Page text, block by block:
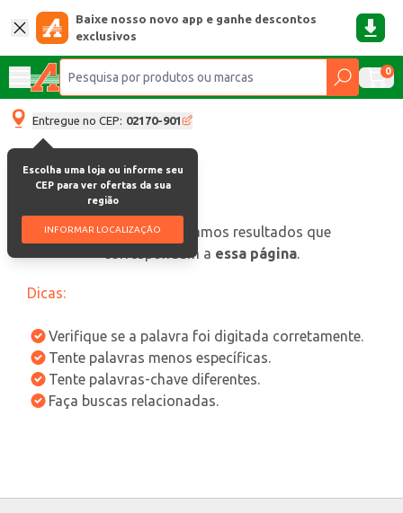
Baixe nosso novo app e ganhe descontos
exclusivos
0
Entregue no CEP: 02170-901
Escolha uma loja ou informe seu
CEP para ver ofertas da sua
região
INFORMAR LOCALIZAÇÃO
oops, não encontramos resultados que
correspondam a essa página.
Dicas:
Verifique se a palavra foi digitada corretamente.
Tente palavras menos específicas.
Tente palavras-chave diferentes.
Faça buscas relacionadas.